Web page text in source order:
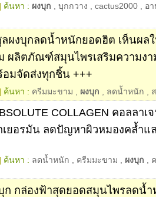
ค้นหา : ผงบุก บุกกวาง cactus2000
อ
ผงบุกลดน้ำหนักยอดฮิต เห็นผล
ผลิตภัณฑ์สมุนไพรเสริมความงา
อมจัดส่งทุกชิ้น +++
ค้นหา : ครีมมะขาม ผงบุก ลดน้ำหนัก
COLLAGEN คอลลาเ
เยอรมัน ลดปัญหาผิวหมองคล้ำแ
ค้นหา : ลดน้ำหนัก ครีมมะขาม ผงบุก
ก กล่องฟ้าสุดยอดสมุนไพรลดน้ำ